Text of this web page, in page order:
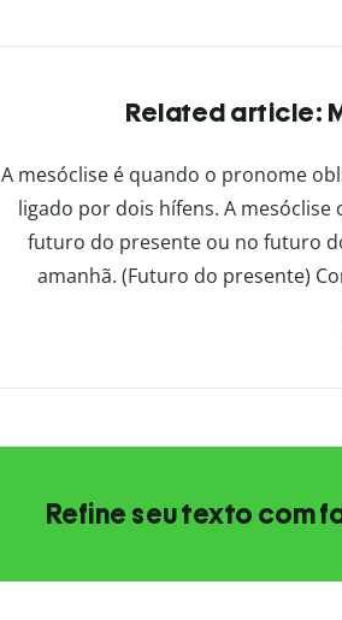
Related article:
A mesóclise é quando o pronome
ligado por dois hífens. A
futuro do presente ou no futuro
amanhã. (Futuro do presente)
Refine seu texto com